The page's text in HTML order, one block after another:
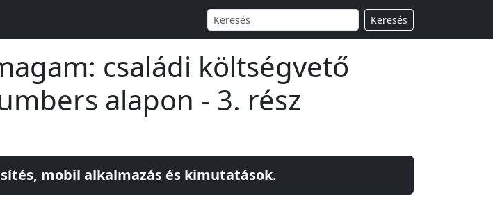
Keresés
családi költségvető
alapon - 3. rész
mobil alkalmazás és kimutatások.